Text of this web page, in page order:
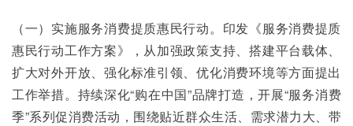
（一）实施服务消费提质惠民行动。印发《服务消费提质
惠民行动工作方案》，从加强政策支持、搭建平台载体、
扩大对外开放、强化标准引领、优化消费环境等方面提出
工作举措。持续深化“购在中国”品牌打造，开展“服务消费
季”系列促消费活动，围绕贴近群众生活、需求潜力大、带